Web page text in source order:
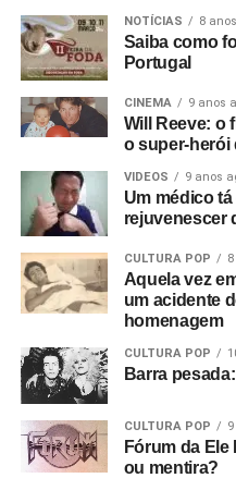
sentir o cheio de enxofre,
eleição presidencial)A
uma turnê com o Vitor
turnê de três meses num
Interceptor (rindo). Fizemos
Sul. Foram 36 datas em
NOTÍCIAS 8
Saiba como
Portugal
CINEMA 9 anos
Will Reeve: o
o super-herói
VIDEOS 9 anos
Um médico
rejuvenescer
CULTURA POP
Aquela vez
um acidente
homenagem
CULTURA POP
Barra
CULTURA POP
Fórum da
ou mentira?